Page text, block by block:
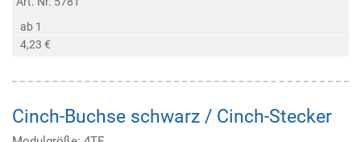
ab 1
4,23 €
Cinch-Buchse schwarz / Cinch-Stecker